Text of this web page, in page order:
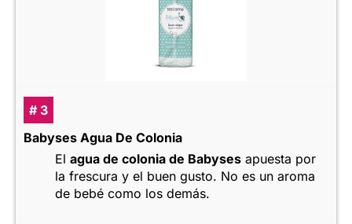
# 3
Babyses Agua De Colonia
El agua de colonia de Babyses apuesta por
la frescura y el buen gusto. No es un aroma
de bebé como los demás.